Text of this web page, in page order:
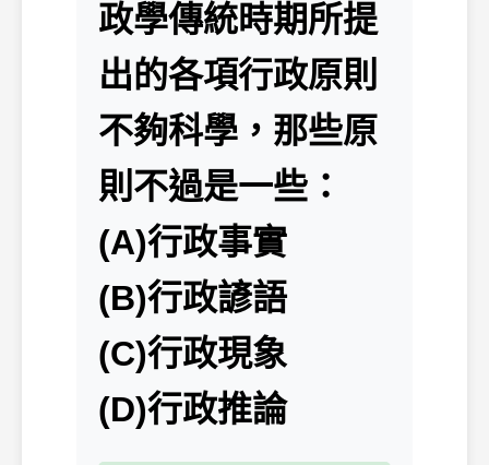
政學傳統時期所提
出的各項行政原則
不夠科學，那些原
則不過是一些：
(A)行政事實
(B)行政諺語
(C)行政現象
(D)行政推論